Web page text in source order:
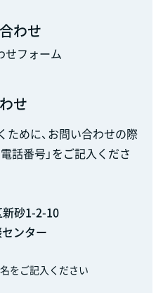
わせ
せフォーム
せ
めに、お問い合わせの際
電話番号」をご記入くださ
砂1-2-10
ンター
ご記入ください